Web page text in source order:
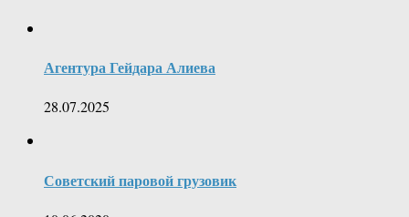
Агентура Гейдара Алиева
28.07.2025
Советский паровой грузовик